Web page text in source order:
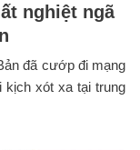
nghiệt ngã
đã cướp đi mạng
kịch xót xa tại trung